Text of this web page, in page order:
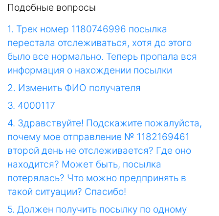
Подобные вопросы
1. Трек номер 1180746996 посылка
перестала отслеживаться, хотя до этого
было все нормально. Теперь пропала вся
информация о нахождении посылки
2. Изменить ФИО получателя
3. 4000117
4. Здравствуйте! Подскажите пожалуйста,
почему мое отправление № 1182169461
второй день не отслеживается? Где оно
находится? Может быть, посылка
потерялась? Что можно предпринять в
такой ситуации? Спасибо!
5. Должен получить посылку по одному